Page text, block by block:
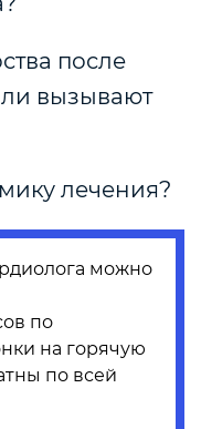
после
вызывают
лечения?
можно
по
на горячую
по всей